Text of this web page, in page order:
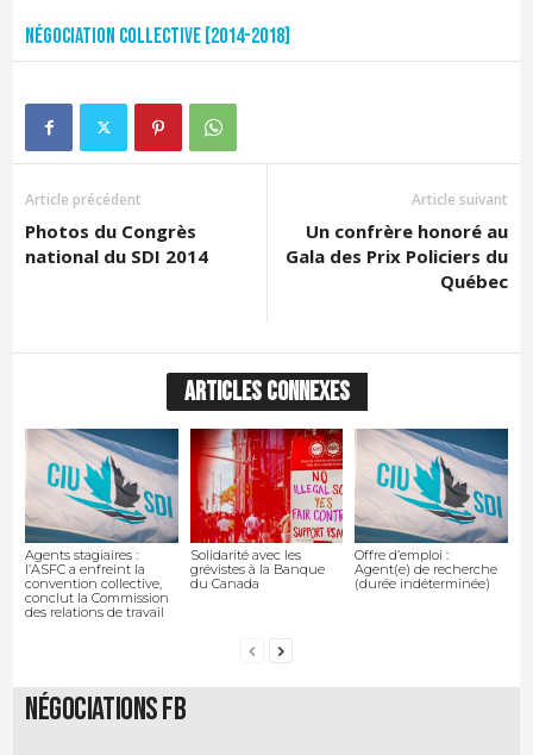
Négociation collective [2014-2018]
Article précédent
Photos du Congrès
national du SDI 2014
Article suivant
Un confrère honoré au
Gala des Prix Policiers du
Québec
ARTICLES CONNEXES
Agents stagiaires :
l’ASFC a enfreint la
convention collective,
conclut la Commission
des relations de travail
Solidarité avec les
grévistes à la Banque
du Canada
Offre d’emploi :
Agent(e) de recherche
(durée indéterminée)
Négociations FB